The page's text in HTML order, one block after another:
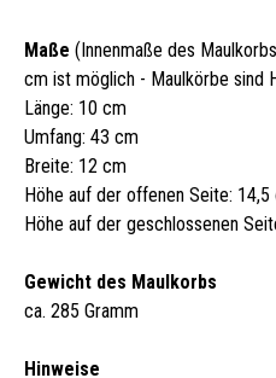
Maße (Innenmaße des
cm ist möglich - Maulkörbe sind
Länge: 10 cm
Umfang: 43 cm
Breite: 12 cm
Höhe auf der offenen Seite: 14,5
Höhe auf der geschlossenen
Gewicht des Maulkorbs
ca. 285 Gramm
Hinweise